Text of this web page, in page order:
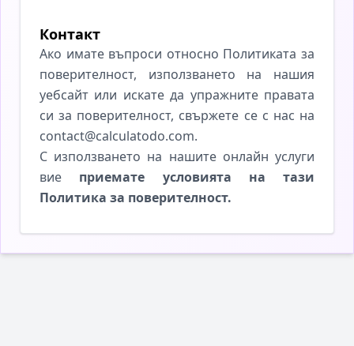
Контакт
Ако имате въпроси относно Политиката за
поверителност, използването на нашия
уебсайт или искате да упражните правата
си за поверителност, свържете се с нас на
contact@calculatodo.com.
С използването на нашите онлайн услуги
вие приемате условията на тази
Политика за поверителност.